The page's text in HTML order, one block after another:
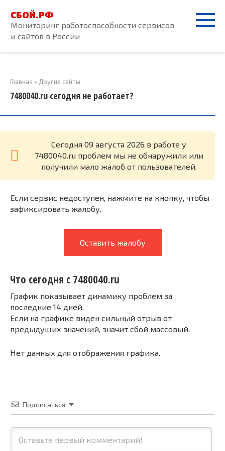
контенту
СБОЙ.РФ
Мониторинг работоспособности сервисов
и сайтов в России
Главная » Другие сайты
7480040.ru сегодня не работает?
Cегодня 09 августа 2026 в работе у
7480040.ru проблем мы не обнаружили или
получили мало жалоб от пользователей.
Если сервис недоступен, нажмите на кнопку, чтобы
зафиксировать жалобу.
Оставить жалобу
Что сегодня с 7480040.ru
График показывает динамику проблем за
последние 14 дней.
Если на графике виден сильный отрыв от
предыдущих значений, значит сбой массовый.
Нет данных для отображения графика.
Подписаться